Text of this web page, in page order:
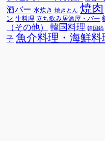
酒バー 水炊き 焼きとん 焼肉
ン 牛料理 立ち飲み居酒屋・バー
（その他） 韓国料理 韓国鍋
子 魚介料理・海鮮料